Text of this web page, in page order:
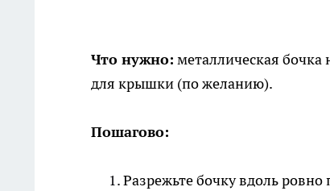
Что нужно: металлическая бочка
для крышки (по желанию).
Пошагово:
Разрежьте бочку вдоль